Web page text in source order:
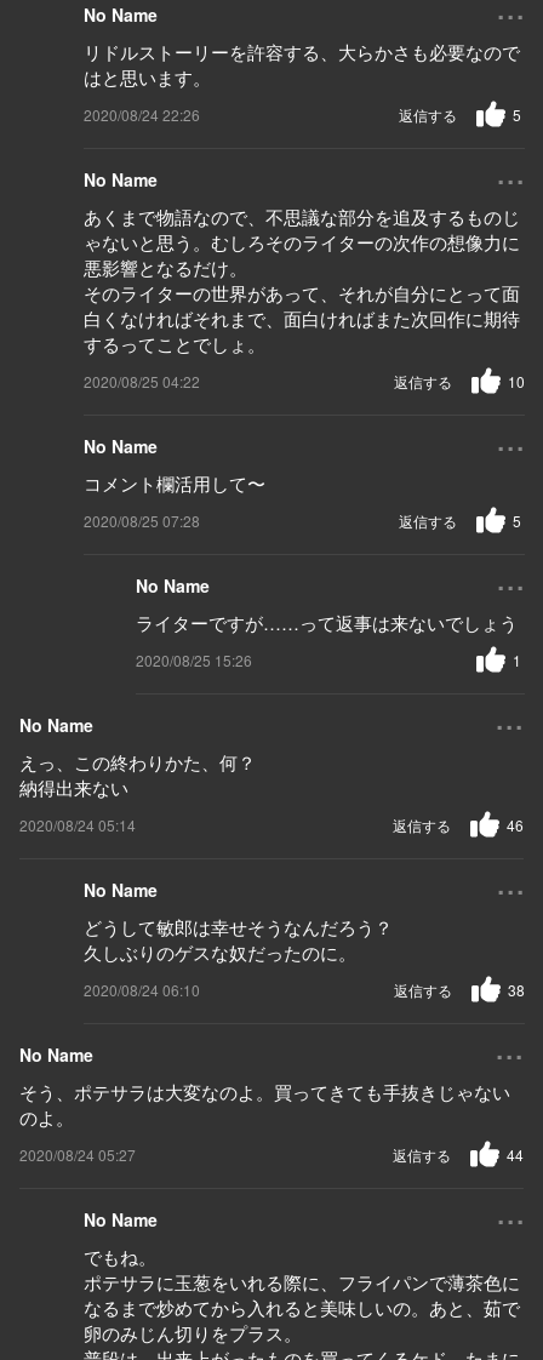
No Name
リドルストーリーを許容する、大らかさも必要なので
はと思います。
2020/08/24 22:26 5
返信する
No Name ...
あくまで物語なので、不思議な部分を追及するものじ
ゃないと思う。むしろそのライターの次作の想像力に
悪影響となるだけ。
そのライターの世界があって、それが自分にとって面
白くなければそれまで、面白ければまた次回作に期待
するってことでしょ。
2020/08/25 04:22 10
返信する
No Name ...
コメント欄活用して〜
2020/08/25 07:28 5
返信する
No Name ...
ライターですが……って返事は来ないでしょう
2020/08/25 15:26 1
No Name ...
えっ、この終わりかた、何？
納得出来ない
2020/08/24 05:14 46
返信する
No Name ...
どうして敏郎は幸せそうなんだろう？
久しぶりのゲスな奴だったのに。
2020/08/24 06:10 38
返信する
No Name ...
そう、ポテサラは大変なのよ。買ってきても手抜きじゃない
のよ。
2020/08/24 05:27 44
返信する
No Name ...
でもね。
ポテサラに玉葱をいれる際に、フライパンで薄茶色に
なるまで炒めてから入れると美味しいの。あと、茹で
卵のみじん切りをプラス。